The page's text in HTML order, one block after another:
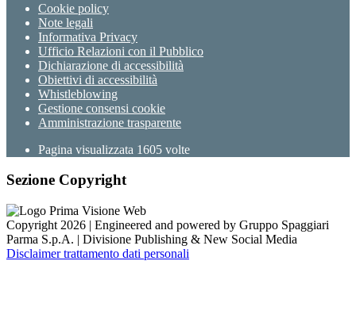
Cookie policy
Note legali
Informativa Privacy
Ufficio Relazioni con il Pubblico
Dichiarazione di accessibilità
Obiettivi di accessibilità
Whistleblowing
Gestione consensi cookie
Amministrazione trasparente
Pagina visualizzata 1605 volte
Sezione Copyright
Copyright 2026 | Engineered and powered by Gruppo Spaggiari
Parma S.p.A. | Divisione Publishing & New Social Media
Disclaimer trattamento dati personali